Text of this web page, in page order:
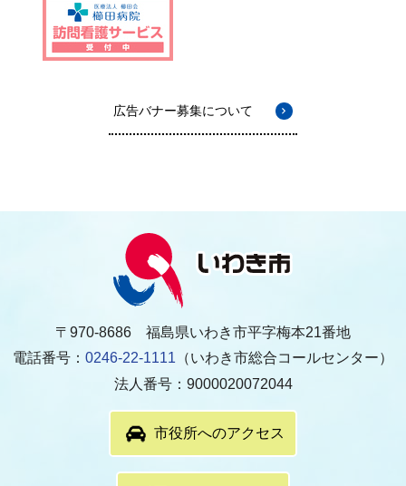
広告バナー募集について
〒970-8686 福島県いわき市平字梅本21番地
電話番号： 0246-22-1111 （いわき市総合コールセンター）
法人番号：9000020072044
市役所へのアクセス